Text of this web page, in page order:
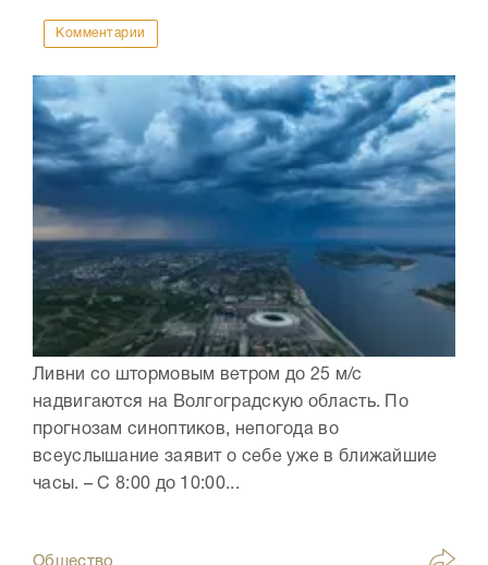
Комментарии
Ливни со штормовым ветром до 25 м/с
надвигаются на Волгоградскую область. По
прогнозам синоптиков, непогода во
всеуслышание заявит о себе уже в ближайшие
часы. – С 8:00 до 10:00...
Общество